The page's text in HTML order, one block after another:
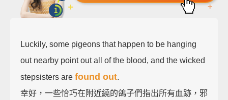
Luckily, some pigeons that happen to be hanging
out nearby point out all of the blood, and the wicked
stepsisters are found out.
幸好，一些恰巧在附近繞的鴿子們指出所有血跡，邪